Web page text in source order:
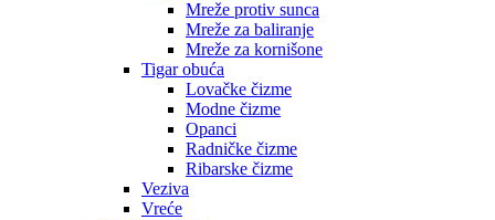
Mreže protiv sunca
Mreže za baliranje
Mreže za kornišone
Tigar obuća
Lovačke čizme
Modne čizme
Opanci
Radničke čizme
Ribarske čizme
Veziva
Vreće